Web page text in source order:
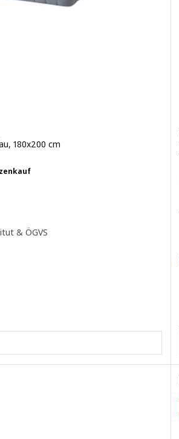
180x200 cm
Bewertungen insgesamt:
& ÖGVS